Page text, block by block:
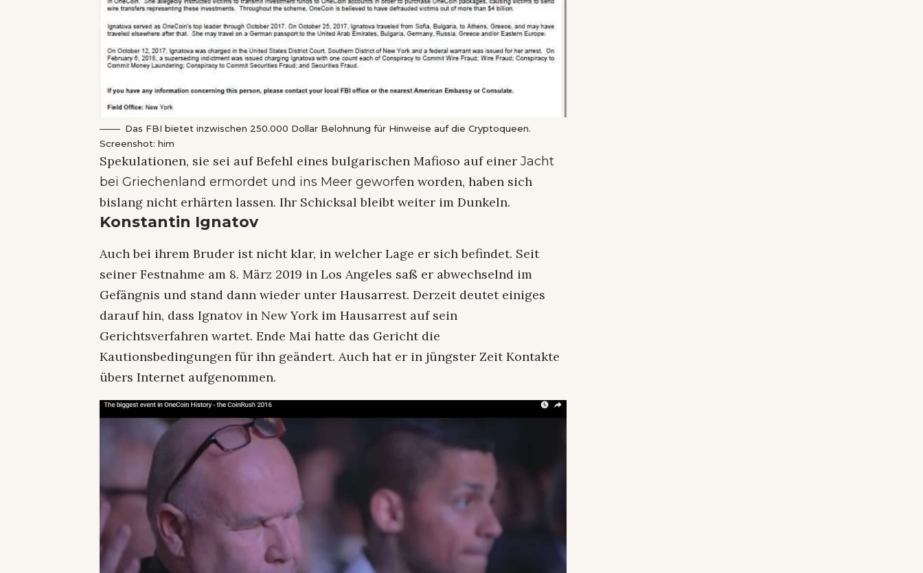
Das FBI bietet inzwischen 250.000 Dollar Belohnung für Hinweise auf die Cryptoqueen.
Screenshot: him
Spekulationen, sie sei auf Befehl eines bulgarischen Mafioso auf einer Jacht
bei Griechenland ermordet und ins Meer geworfen worden, haben sich
bislang nicht erhärten lassen. Ihr Schicksal bleibt weiter im Dunkeln.
Konstantin Ignatov
Auch bei ihrem Bruder ist nicht klar, in welcher Lage er sich befindet. Seit
seiner Festnahme am 8. März 2019 in Los Angeles saß er abwechselnd im
Gefängnis und stand dann wieder unter Hausarrest. Derzeit deutet einiges
darauf hin, dass Ignatov in New York im Hausarrest auf sein
Gerichtsverfahren wartet. Ende Mai hatte das Gericht die
Kautionsbedingungen für ihn geändert. Auch hat er in jüngster Zeit Kontakte
übers Internet aufgenommen.